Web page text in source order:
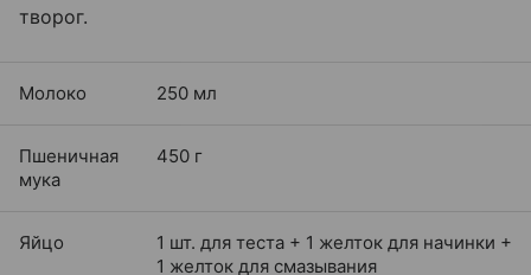
творог.
Молоко 250 мл
Пшеничная
мука
450 г
Яйцо
1 шт. для теста + 1 желток для начинки +
1 желток для смазывания